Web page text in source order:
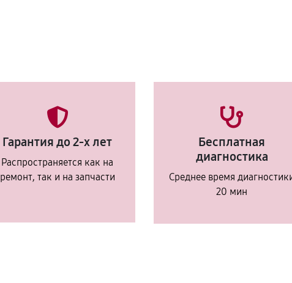
Гарантия до 2-х лет
Распространяется как на
ремонт, так и на запчасти
Бесплатная
диагностика
Среднее время
20 мин